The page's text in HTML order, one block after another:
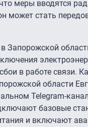
меры вводятся
может стать
Запорожской
в работе связи.
области
Telegram-
базовые
и включают